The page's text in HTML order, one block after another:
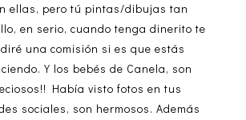
ellas, pero tú pintas/dibujas tan
en serio, cuando tenga dinerito te
una comisión si es que estás
Y los bebés de Canela, son
Había visto fotos en tus
sociales, son hermosos. Además